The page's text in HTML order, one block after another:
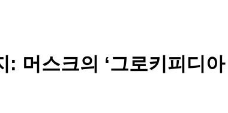
머스크의 ‘그로키피디아